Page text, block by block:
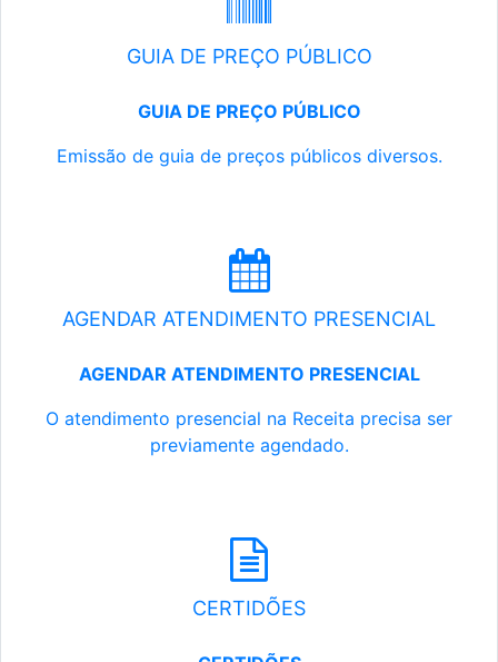
GUIA DE PREÇO PÚBLICO
GUIA DE PREÇO PÚBLICO
Emissão de guia de preços públicos diversos.
AGENDAR ATENDIMENTO PRESENCIAL
AGENDAR ATENDIMENTO PRESENCIAL
O atendimento presencial na Receita precisa ser
previamente agendado.
CERTIDÕES